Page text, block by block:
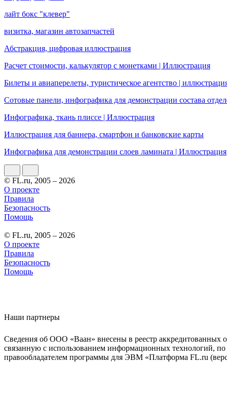
лайт бокс "клевер"
визитка, магазин автозапчастей
Абстракция, цифровая иллюстрация
Расчет стоимости, калькулятор с монетками | Иллюстрация
Билеты и авиаперелеты, туристическое агентство |
Сотовые панели, инфографика для демонстрации состава
Инфографика, ткань плиссе | Иллюстрация
Иллюстрация для баннера, смартфон и банковские карты
Инфографика для демонстрации слоев ламината | Иллюстрация
© FL.ru, 2005 – 2026
О проекте
Правила
Безопасность
Помощь
© FL.ru, 2005 – 2026
О проекте
Правила
Безопасность
Помощь
Наши партнеры
Сведения об ООО «Ваан» внесены в реестр аккредитованных
связанную с использованием информационных технологий,
правообладателем программы для ЭВМ «Платформа FL.ru